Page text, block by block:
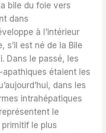
bile du foie vers
dans
à l’intérieur
s’il est né de la Bile
Dans le passé, les
étaient les
dans les
intrahépatiques
le
le plus